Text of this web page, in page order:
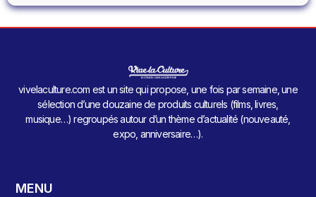
vivelaculture.com est un site qui propose, une fois par semaine, une
sélection d’une douzaine de produits culturels (films, livres,
musique…) regroupés autour d’un thème d’actualité (nouveauté,
expo, anniversaire…).
MENU